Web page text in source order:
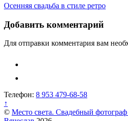
Навигация
по
записям
Осенняя свадьба в стиле ретро
Добавить комментарий
Для отправки комментария вам
Телефон: 8 953 479-68-58
↑
© Место света. Свадебный